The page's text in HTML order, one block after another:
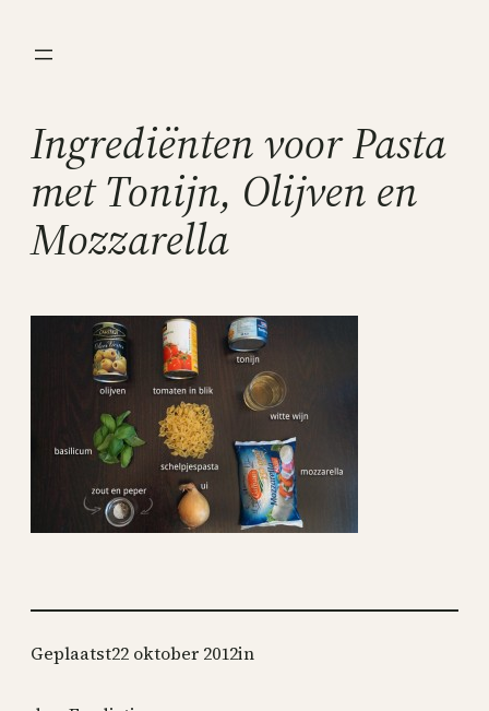
naar
Ingrediënten voor Pasta
met Tonijn, Olijven en
Mozzarella
Geplaatst22 oktober 2012in